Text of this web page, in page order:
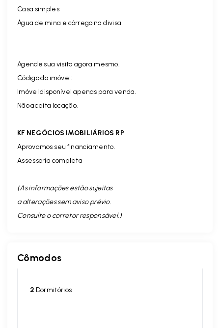
Casa simples
Água de mina e córrego na divisa
Agende sua visita agora mesmo.
Código do imóvel:
Imóvel disponível apenas para venda.
Não aceita locação.
KF NEGÓCIOS IMOBILIÁRIOS RP
Aprovamos seu financiamento.
Assessoria completa
(As informações estão sujeitas
a alterações sem aviso prévio.
Consulte o corretor responsável. )
Cômodos
2 Dormitórios